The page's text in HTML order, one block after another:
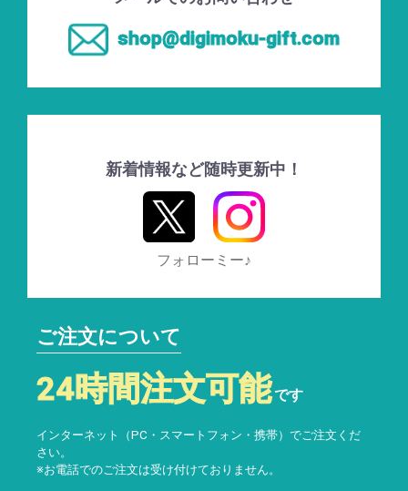
shop@digimoku-gift.com
新着情報など随時更新中！
フォローミー♪
ご注文について
24時間注文可能です
インターネット（PC・スマートフォン・携帯）でご注文くだ
さい。
※お電話でのご注文は受け付けておりません。